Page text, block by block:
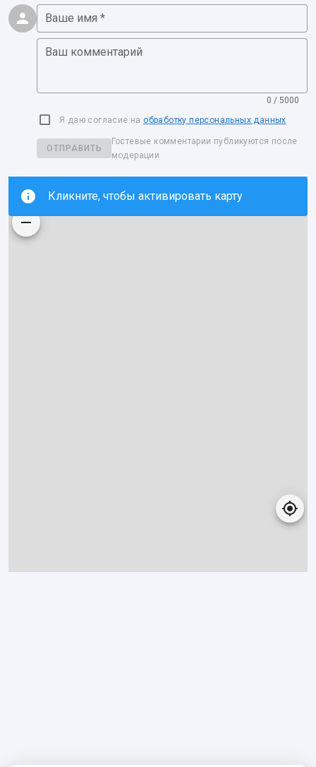
Ваше имя *
Ваш комментарий
0 / 5000
Я даю согласие на обработку персональных данных
ОТПРАВИТЬ
Гостевые комментарии публикуются после
модерации
Кликните, чтобы активировать карту